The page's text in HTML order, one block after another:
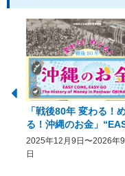
「戦後80年 変わる！
る！沖縄のお金」
COME, EASY GO －
History of Money in
2025年12月9日〜2026年
日